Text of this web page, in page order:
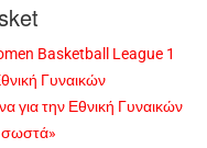
Basketball League 1
Γυναικών
για την Εθνική Γυναικών
σωστά»